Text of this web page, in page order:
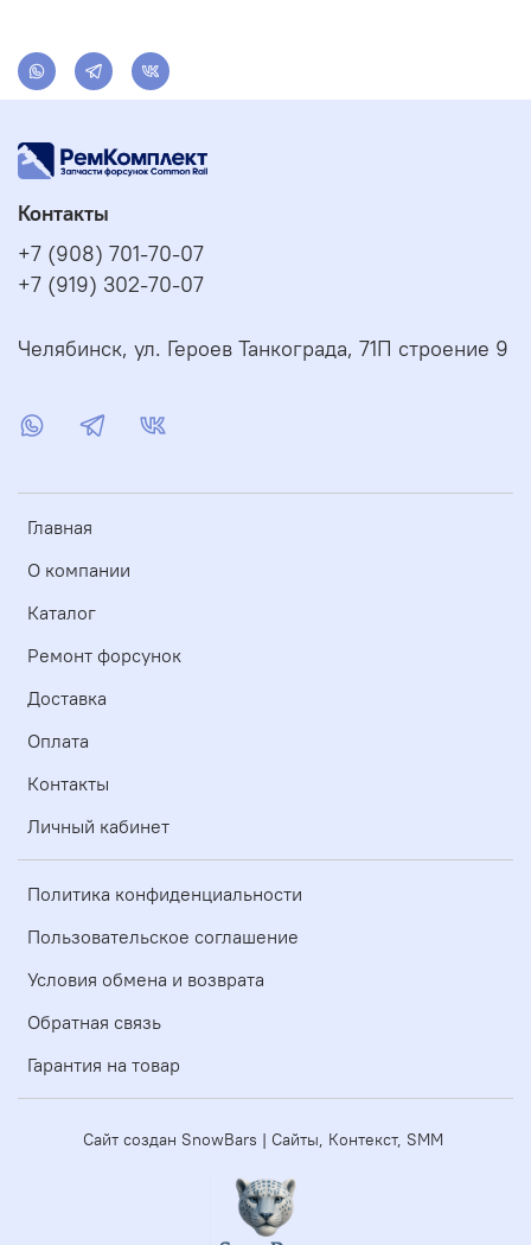
Главная
О компании
Каталог
Ремонт форсунок
Доставка
Оплата
Контакты
Личный кабинет
Политика конфиденциальности
Пользовательское соглашение
Условия обмена и возврата
Обратная связь
Гарантия на товар
Контакты
+7 (908) 701-70-07
+7 (919) 302-70-07
Челябинск, ул. Героев Танкограда, 71П строение 9
Сайт создан SnowBars | Сайты, Контекст, SMM